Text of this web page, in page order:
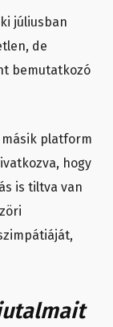
júliusban
de
bemutatkozó
platform
hogy
is tiltva van